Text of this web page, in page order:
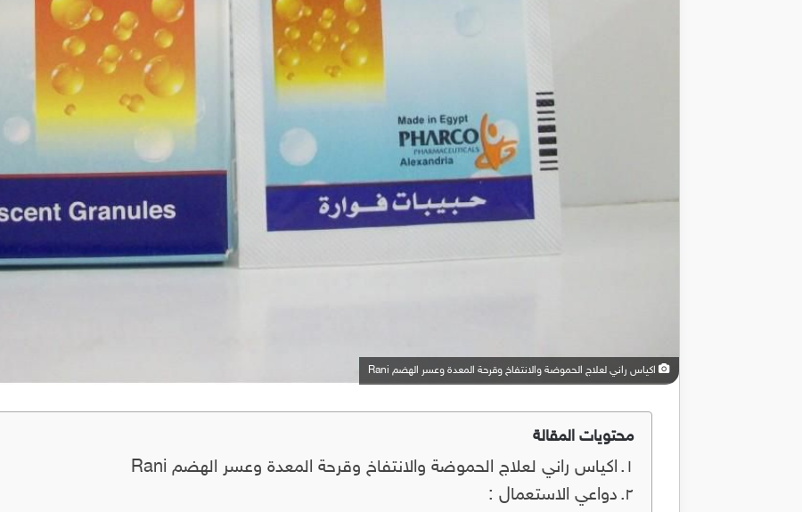
اكياس راني لعلاج الحموضة والانتفاخ وقرحة المعدة وعسر الهضم Rani
محتويات المقالة
اكياس راني لعلاج الحموضة والانتفاخ وقرحة المعدة وعسر الهضم Rani
دواعي الاستعمال :